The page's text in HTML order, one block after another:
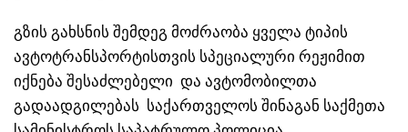
გზის გახსნის შემდეგ მოძრაობა ყველა ტიპის
ავტოტრანსპორტისთვის სპეციალური რეჟიმით
იქნება შესაძლებელი და ავტომობილთა
გადაადგილებას საქართველოს შინაგან საქმეთა